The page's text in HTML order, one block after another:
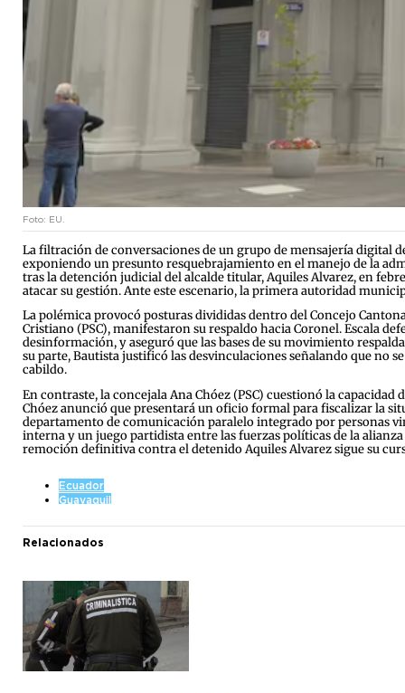
Foto: EU.
La filtración de conversaciones de un grupo de mensajería digital
exponiendo un presunto resquebrajamiento en el manejo de la
tras la detención judicial del alcalde titular, Aquiles Alvarez, en
atacar su gestión. Ante este escenario, la primera autoridad
La polémica provocó posturas divididas dentro del Concejo
Cristiano (PSC), manifestaron su respaldo hacia Coronel. Escala
desinformación, y aseguró que las bases de su movimiento
su parte, Bautista justificó las desvinculaciones señalando que no
cabildo.
En contraste, la concejala Ana Chóez (PSC) cuestionó la
Chóez anunció que presentará un oficio formal para fiscalizar la
departamento de comunicación paralelo integrado por personas
interna y un juego partidista entre las fuerzas políticas de la
remoción definitiva contra el detenido Aquiles Alvarez sigue su
Ecuador
Guayaquil
Relacionados